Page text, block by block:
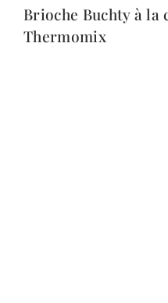
Brioche Buchty à la
Thermomix